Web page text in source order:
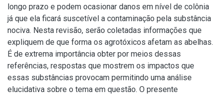
longo prazo e podem ocasionar danos em nível de colônia
já que ela ficará suscetível a contaminação pela substância
nociva. Nesta revisão, serão coletadas informações que
expliquem de que forma os agrotóxicos afetam as abelhas.
É de extrema importância obter por meios dessas
referências, respostas que mostrem os impactos que
essas substâncias provocam permitindo uma análise
elucidativa sobre o tema em questão. O presente